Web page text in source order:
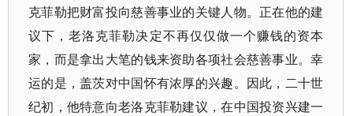
克菲勒把财富投向慈善事业的关键人物。正在他的建
议下，老洛克菲勒决定不再仅仅做一个赚钱的资本
家，而是拿出大笔的钱来资助各项社会慈善事业。幸
运的是，盖茨对中国怀有浓厚的兴趣。因此，二十世
纪初，他特意向老洛克菲勒建议，在中国投资兴建一